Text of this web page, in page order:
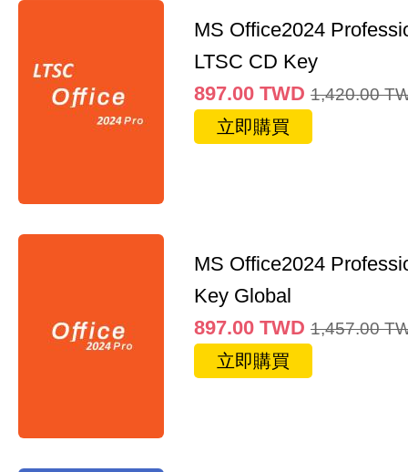
MS Office2024
LTSC CD Key
897.00 TWD 1,420.00
立即購買
MS Office2024
Key Global
897.00 TWD 1,457.00
立即購買